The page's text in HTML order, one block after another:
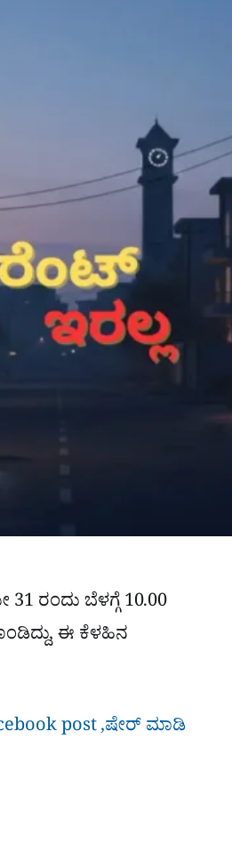
ರಂದು ಬೆಳಗ್ಗೆ 10.00
ಈ ಕೆಳಹಿನ
post ,ಷೇರ್ ಮಾಡಿ